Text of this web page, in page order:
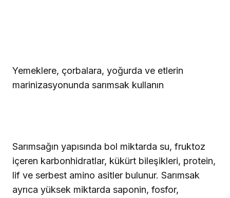
Yemeklere, çorbalara, yoğurda ve etlerin
marinizasyonunda sarımsak kullanın
Sarımsağın yapısında bol miktarda su, fruktoz
içeren karbonhidratlar, kükürt bileşikleri, protein,
lif ve serbest amino asitler bulunur. Sarımsak
ayrıca yüksek miktarda saponin, fosfor,